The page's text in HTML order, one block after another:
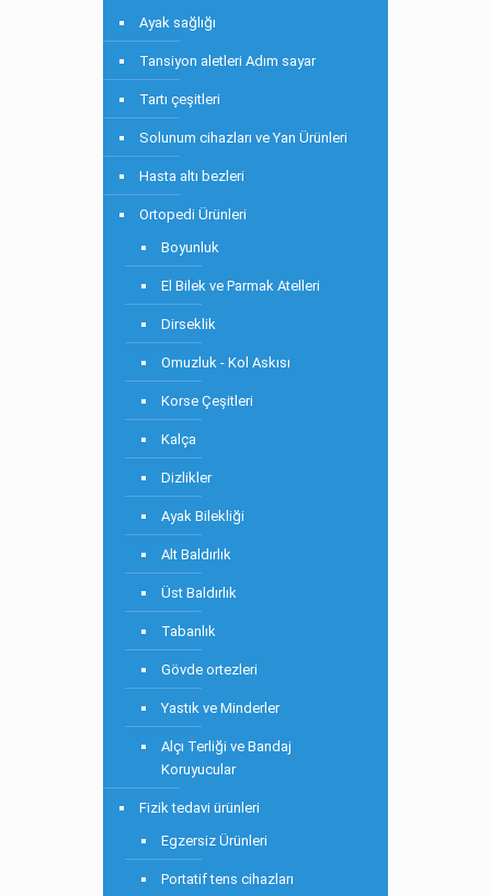
Ayak sağlığı
Tansiyon aletleri Adım sayar
Tartı çeşitleri
Solunum cihazları ve Yan Ürünleri
Hasta altı bezleri
Ortopedi Ürünleri
Boyunluk
El Bilek ve Parmak Atelleri
Dirseklik
Omuzluk - Kol Askısı
Korse Çeşitleri
Kalça
Dizlikler
Ayak Bilekliği
Alt Baldırlık
Üst Baldırlık
Tabanlık
Gövde ortezleri
Yastık ve Minderler
Alçı Terliği ve Bandaj
Koruyucular
Fizik tedavi ürünleri
Egzersiz Ürünleri
Portatif tens cihazları